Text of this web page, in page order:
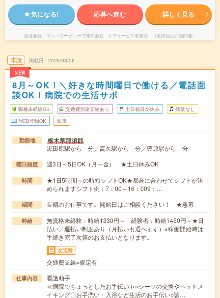
気になる! 応募へ進む 詳しく見る
派遣会社 マンパワーグループ株式会社 ケアサービス事業部 （医療福祉介護関連）
未読
NEW
掲載日 2026/08/06
8月～OK！＼好きな時間曜日で働ける／電話面
談OK！病院での生活サポ
職種未経験OK 交通費別途支給あり 土日祝日が休み 残業なし
WEB登録OK 派遣
勤務地 栃木県那須郡
黒田原駅から---分／高久駅から---分／豊原駅から---分
曜日頻度 週3日～5日OK（月～金） ★土日休みOK
時間
★1日5時間～の時短シフトOK★都合に合わせてシフトが決
められますシフト例：7：00～16：009：…
期間 長期のお仕事です。開始日はご相談ください！ ★急募
時給
無資格未経験：時給1330円～ 経験者：時給1450円～★日
払い／週払い制度あり（月払いも選べます）※稼働開始時は
手続き完了次第のお支払いとなります。
交通費
交通費支給※規定有
仕事内容
看護助手
≪病院でちょっとしたお手伝い≫○シーツの交換やベッドメ
イキング〇お手洗い・入浴など生活のお手伝い○診…